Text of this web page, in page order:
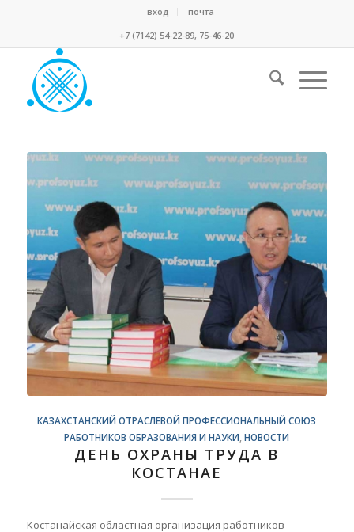
вход
почта
+7 (7142) 54-22-89, 75-46-20
КАЗАХСТАНСКИЙ ОТРАСЛЕВОЙ ПРОФЕССИОНАЛЬНЫЙ СОЮЗ
РАБОТНИКОВ ОБРАЗОВАНИЯ И НАУКИ ,НОВОСТИ
ДЕНЬ ОХРАНЫ ТРУДА В
КОСТАНАЕ
Костанайская областная организация работников